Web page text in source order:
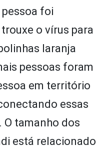
foi
o vírus para
laranja
pessoas foram
em território
essas
O tamanho dos
está relacionado